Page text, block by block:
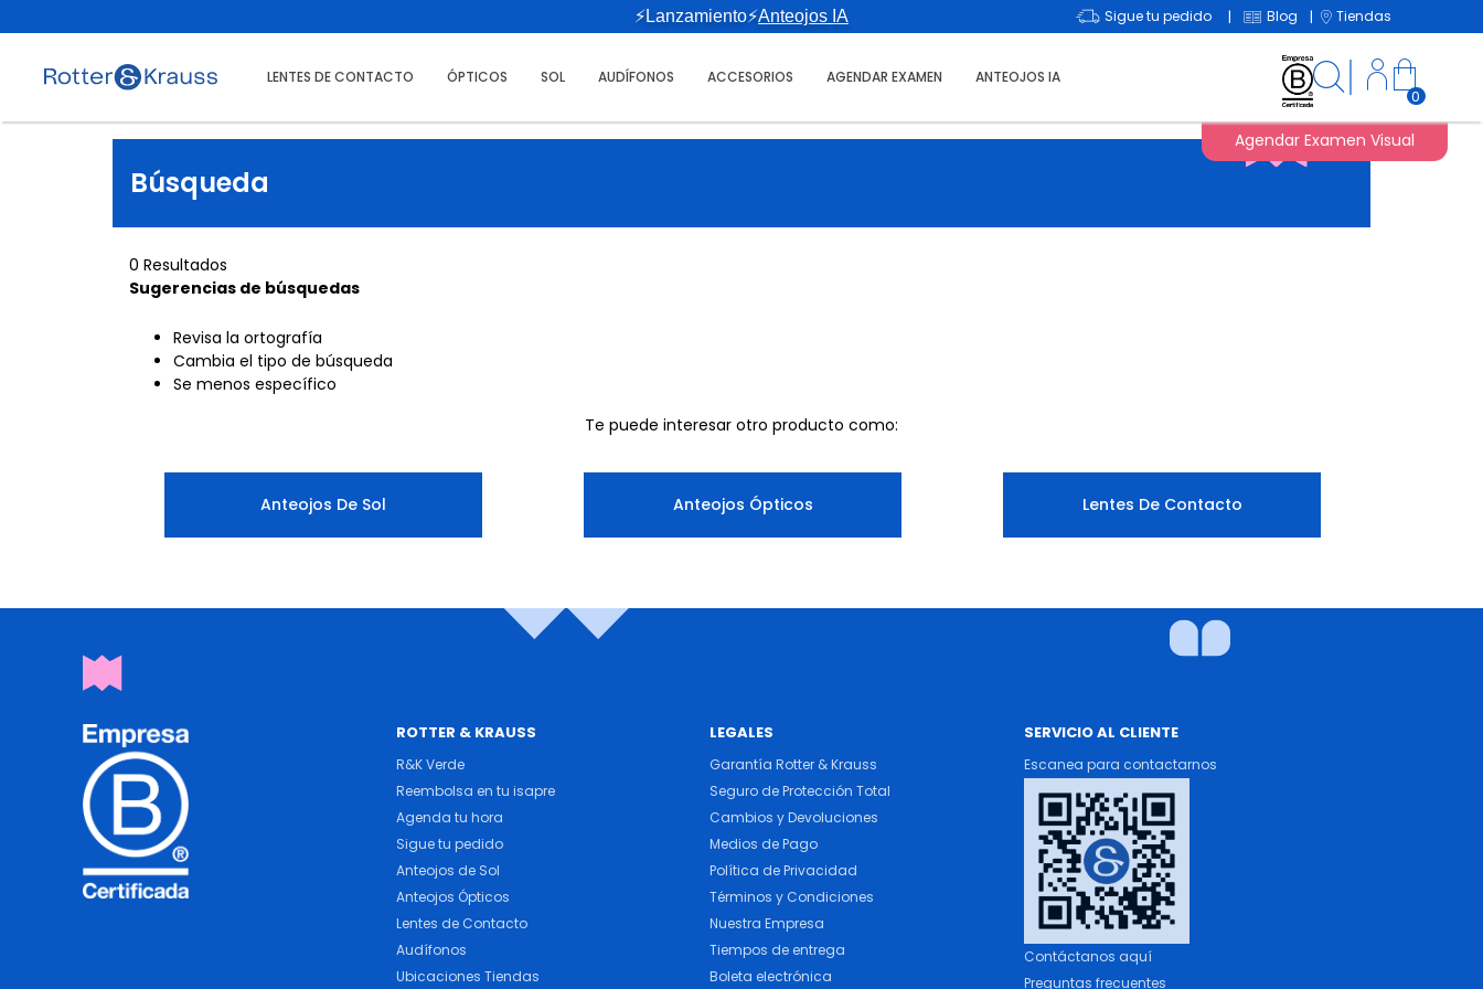
⚡Lanzamiento⚡Anteojos IA Sigue tu pedido | Blog | Tiendas
LENTES DE CONTACTO ÓPTICOS SOL AUDÍFONOS ACCESORIOS AGENDAR EXAMEN ANTEOJOS IA
0
Agendar Examen Visual
Búsqueda
0 Resultados
Sugerencias de búsquedas
Revisa la ortografía
Cambia el tipo de búsqueda
Se menos específico
Te puede interesar otro producto como:
Anteojos De Sol Anteojos Ópticos Lentes De Contacto
ROTTER & KRAUSS
R&K Verde
Reembolsa en tu isapre
Agenda tu hora
Sigue tu pedido
Anteojos de Sol
Anteojos Ópticos
Lentes de Contacto
Audífonos
Ubicaciones Tiendas
LEGALES
Garantía Rotter & Krauss
Seguro de Protección Total
Cambios y Devoluciones
Medios de Pago
Política de Privacidad
Términos y Condiciones
Nuestra Empresa
Tiempos de entrega
Boleta electrónica
SERVICIO AL CLIENTE
Escanea para contactarnos
Contáctanos aquí
Preguntas frecuentes